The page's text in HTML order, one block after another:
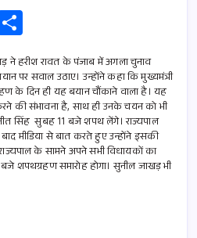
h
ar
e
ने हरीश रावत के पंजाब में अगला चुनाव
पर सवाल उठाए। उन्होंने कहा कि मुख्यमंत्री
के दिन ही यह बयान चौंकाने वाला है। यह
की संभावना है, साथ ही उनके चयन को भी
सिंह सुबह 11 बजे शपथ लेंगे। राज्यपाल
मीडिया से बात करते हुए उन्होंने इसकी
के सामने अपने सभी विधायकों का
शपथग्रहण समारोह होगा। सुनील जाखड़ भी